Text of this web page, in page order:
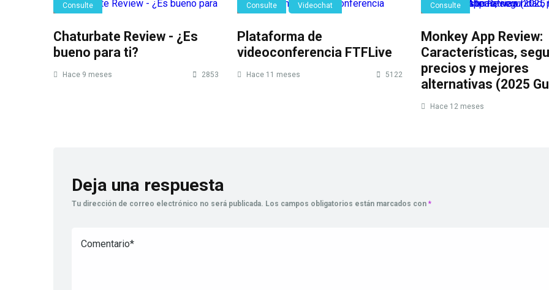
Consulte
Chaturbate Review - ¿Es
bueno para ti?
Hace 9 meses 2853
Consulte Videochat
Plataforma de
videoconferencia FTFLive
Hace 11 meses 5122
Consulte
Monkey App Review:
Características,
precios y mejores
alternativas (2025
Hace 12 meses
Deja una respuesta
Tu dirección de correo electrónico no será publicada. Los campos obligatorios están marcados con *